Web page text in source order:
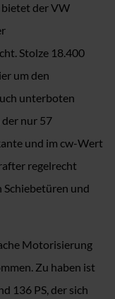
bietet der VW
Stolze 18.400
um den
unterboten
nur 57
und im cw-Wert
regelrecht
und
Motorisierung
Zu haben ist
136 PS, der sich